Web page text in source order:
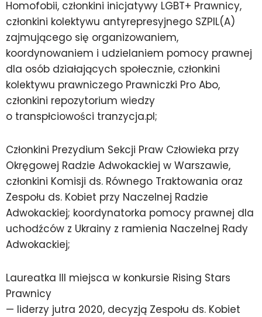
Homofobii, członkini inicjatywy LGBT+ Prawnicy,
członkini kolektywu antyrepresyjnego SZPIL(A)
zajmującego się organizowaniem,
koordynowaniem i udzielaniem pomocy prawnej
dla osób działających społecznie, członkini
kolektywu prawniczego Prawniczki Pro Abo,
członkini repozytorium wiedzy
o transpłciowości tranzycja.pl;
Członkini Prezydium Sekcji Praw Człowieka przy
Okręgowej Radzie Adwokackiej w Warszawie,
członkini Komisji ds. Równego Traktowania oraz
Zespołu ds. Kobiet przy Naczelnej Radzie
Adwokackiej; koordynatorka pomocy prawnej dla
uchodźców z Ukrainy z ramienia Naczelnej Rady
Adwokackiej;
Laureatka III miejsca w konkursie Rising Stars
Prawnicy
— liderzy jutra 2020, decyzją Zespołu ds. Kobiet